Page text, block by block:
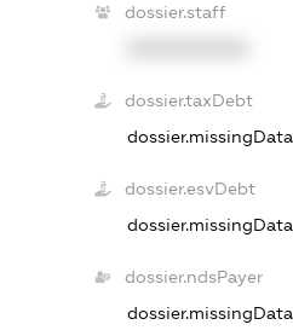
dossier.staff
dossier.taxDebt
dossier.missingData
dossier.esvDebt
dossier.missingData
dossier.ndsPayer
dossier.missingData